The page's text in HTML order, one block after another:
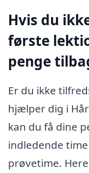
Hvis du
første
penge
Er du ikke
hjælper dig i
kan du få dine
indledende
prøvetime.